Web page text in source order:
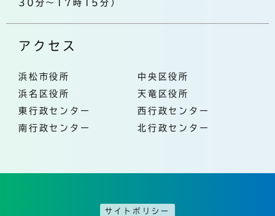
30分～17時15分）
アクセス
浜松市役所
中央区役所
浜名区役所
天竜区役所
東行政センター
西行政センター
南行政センター
北行政センター
サイトポリシー